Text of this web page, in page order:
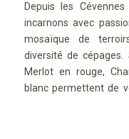
Depuis les
incarnons avec
mosaïque de
diversité de cépages.
Merlot en rouge,
blanc permettent de